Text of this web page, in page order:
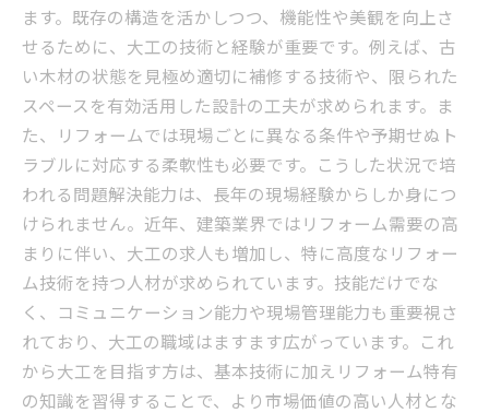
ます。既存の構造を活かしつつ、機能性や美観を向上さ
せるために、大工の技術と経験が重要です。例えば、古
い木材の状態を見極め適切に補修する技術や、限られた
スペースを有効活用した設計の工夫が求められます。ま
た、リフォームでは現場ごとに異なる条件や予期せぬト
ラブルに対応する柔軟性も必要です。こうした状況で培
われる問題解決能力は、長年の現場経験からしか身につ
けられません。近年、建築業界ではリフォーム需要の高
まりに伴い、大工の求人も増加し、特に高度なリフォー
ム技術を持つ人材が求められています。技能だけでな
く、コミュニケーション能力や現場管理能力も重要視さ
れており、大工の職域はますます広がっています。これ
から大工を目指す方は、基本技術に加えリフォーム特有
の知識を習得することで、より市場価値の高い人材とな